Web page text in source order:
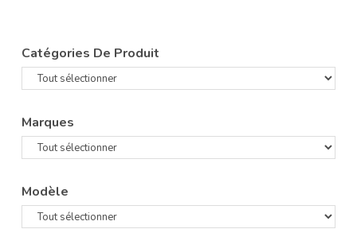
Catégories De Produit
Marques
Modèle